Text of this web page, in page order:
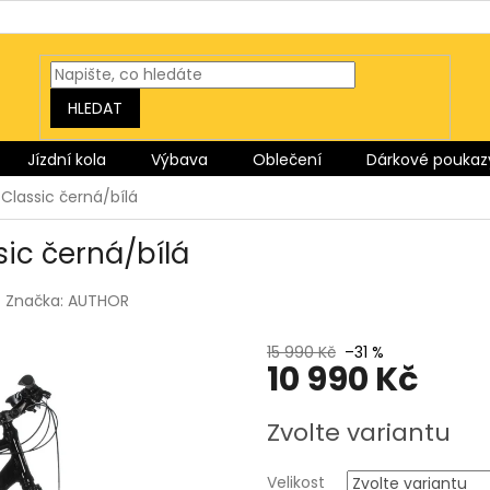
HLEDAT
Jízdní kola Výbava Oblečení Dárkové
Classic černá/bílá
černá/bílá
Značka:AUTHOR
15 990 Kč –31 %
10 990 Kč
cena:
Zvolte variantu
Velikost